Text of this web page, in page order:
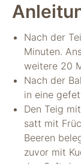
Nach der
Minuten.
weitere 20
Nach der
in eine
Den Teig
satt mit
Beeren
zuvor mit
möglicherweise
verwenden, um
Anzeigen an Ihr
Profil
Durch die
Deaktivierung
dieser
die Werbung
ausgeschaltet
wird lediglich
auf Ihre
zugeschnitten.
verwenden